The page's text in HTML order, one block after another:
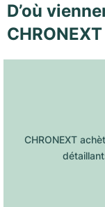
D’où
CHRONEXT